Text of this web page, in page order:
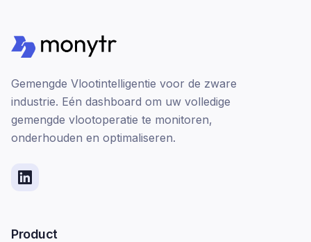
Gemengde Vlootintelligentie voor de zware
industrie. Eén dashboard om uw volledige
gemengde vlootoperatie te monitoren,
onderhouden en optimaliseren.
Product